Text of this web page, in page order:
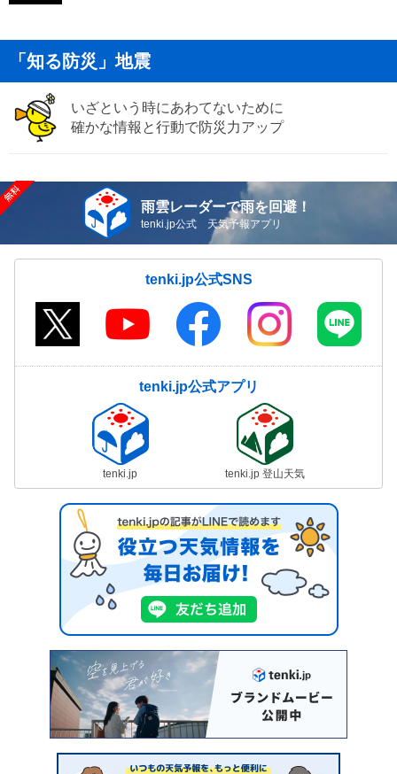
「知る防災」地震
いざという時にあわてないために
確かな情報と行動で防災力アップ
雨雲レーダーで雨を回避！
tenki.jp公式 天気予報アプリ
tenki.jp公式SNS
tenki.jp公式アプリ
tenki.jp tenki.jp 登山天気